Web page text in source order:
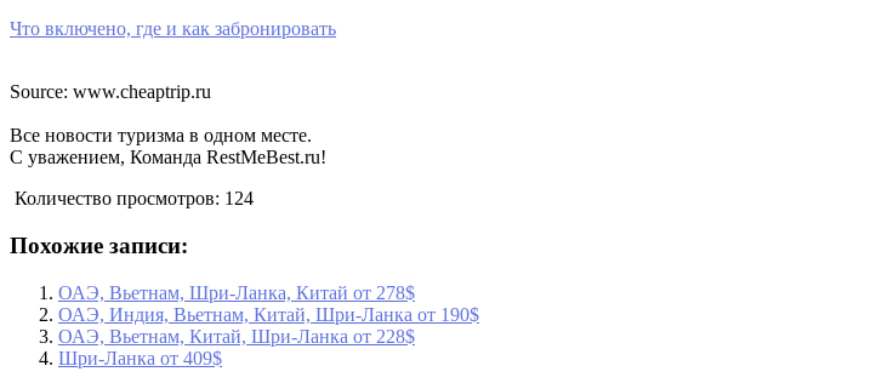
Что включено, где и как забронировать
Source: www.cheaptrip.ru
Все новости туризма в одном месте.
С уважением, Команда RestMeBest.ru!
Количество просмотров: 124
Похожие записи:
ОАЭ, Вьетнам, Шри-Ланка, Китай от 278$
ОАЭ, Индия, Вьетнам, Китай, Шри-Ланка от 190$
ОАЭ, Вьетнам, Китай, Шри-Ланка от 228$
Шри-Ланка от 409$